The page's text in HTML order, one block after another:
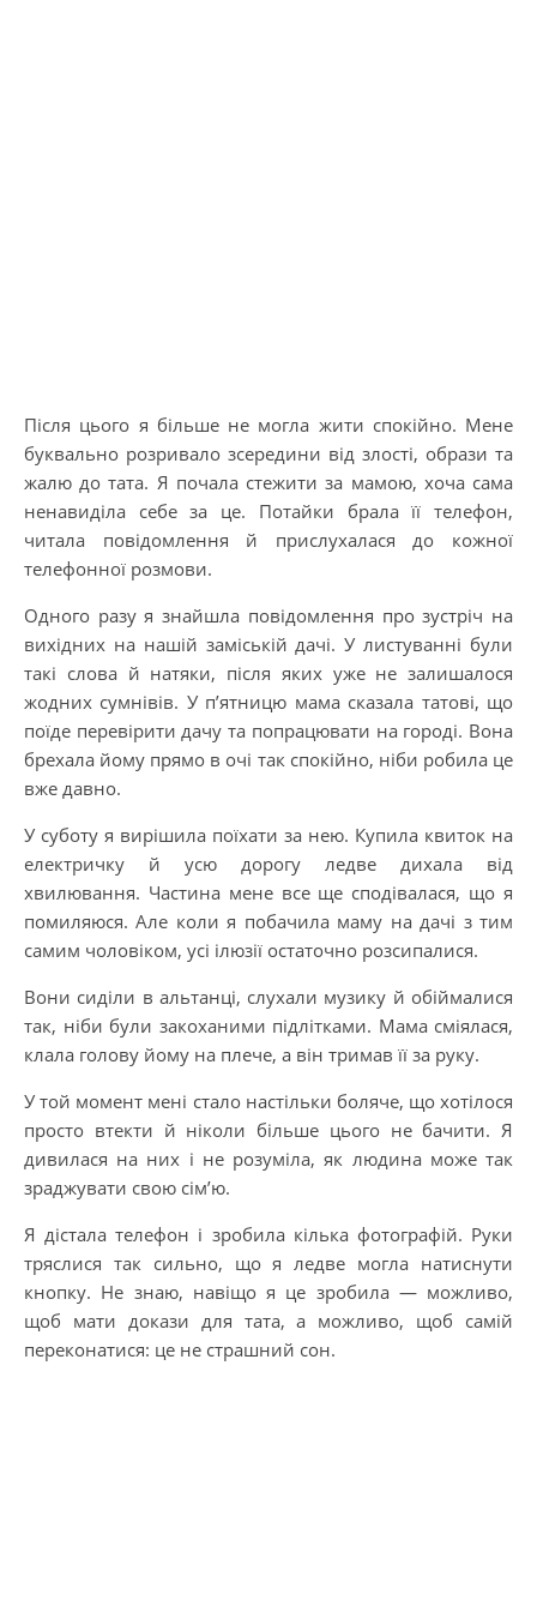
Після цього я більше не могла жити спокійно. Мене
буквально розривало зсередини від злості, образи та
жалю до тата. Я почала стежити за мамою, хоча сама
ненавиділа себе за це. Потайки брала її телефон,
читала повідомлення й прислухалася до кожної
телефонної розмови.
Одного разу я знайшла повідомлення про зустріч на
вихідних на нашій заміській дачі. У листуванні були
такі слова й натяки, після яких уже не залишалося
жодних сумнівів. У п’ятницю мама сказала татові, що
поїде перевірити дачу та попрацювати на городі. Вона
брехала йому прямо в очі так спокійно, ніби робила це
вже давно.
У суботу я вирішила поїхати за нею. Купила квиток на
електричку й усю дорогу ледве дихала від
хвилювання. Частина мене все ще сподівалася, що я
помиляюся. Але коли я побачила маму на дачі з тим
самим чоловіком, усі ілюзії остаточно розсипалися.
Вони сиділи в альтанці, слухали музику й обіймалися
так, ніби були закоханими підлітками. Мама сміялася,
клала голову йому на плече, а він тримав її за руку.
У той момент мені стало настільки боляче, що хотілося
просто втекти й ніколи більше цього не бачити. Я
дивилася на них і не розуміла, як людина може так
зраджувати свою сім’ю.
Я дістала телефон і зробила кілька фотографій. Руки
тряслися так сильно, що я ледве могла натиснути
кнопку. Не знаю, навіщо я це зробила — можливо,
щоб мати докази для тата, а можливо, щоб самій
переконатися: це не страшний сон.